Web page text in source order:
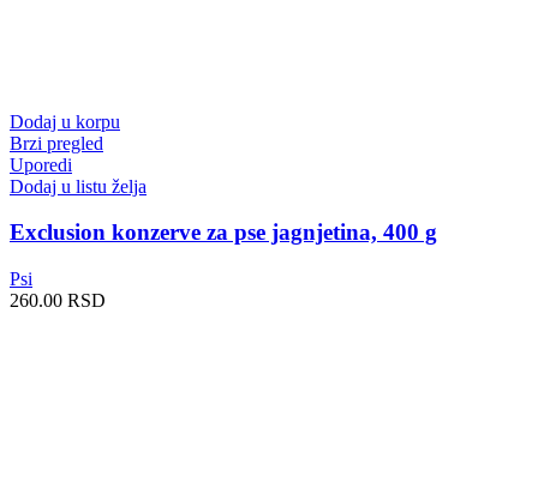
Dodaj u korpu
Brzi pregled
Uporedi
Dodaj u listu želja
Exclusion konzerve za pse jagnjetina, 400 g
Psi
260.00 RSD